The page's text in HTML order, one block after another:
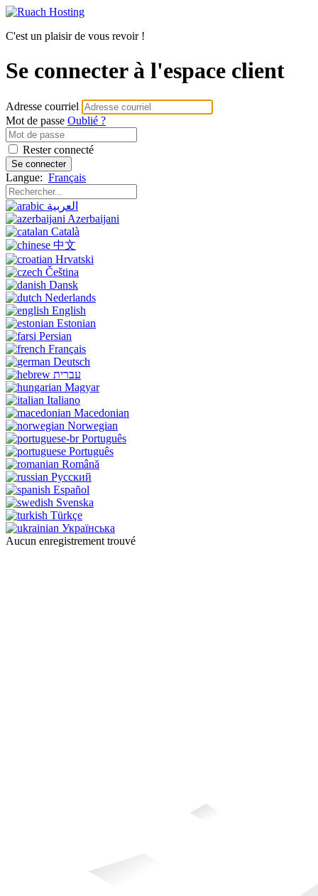
C'est un plaisir de vous revoir !
Se connecter à l'espace client
Adresse courriel
Mot de passe Oublié ?
Rester connecté
Se connecter
Langue: Français
العربية
Azerbaijani
Català
中文
Hrvatski
Čeština
Dansk
Nederlands
English
Estonian
Persian
Français
Deutsch
עברית
Magyar
Italiano
Macedonian
Norwegian
Português
Português
Română
Русский
Español
Svenska
Türkçe
Українська
Aucun enregistrement trouvé